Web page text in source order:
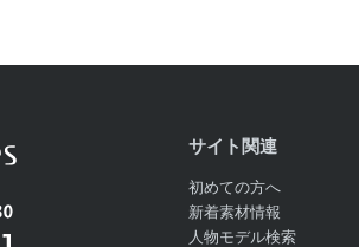
サイト関連
初めての方へ
新着素材情報
人物モデル検索